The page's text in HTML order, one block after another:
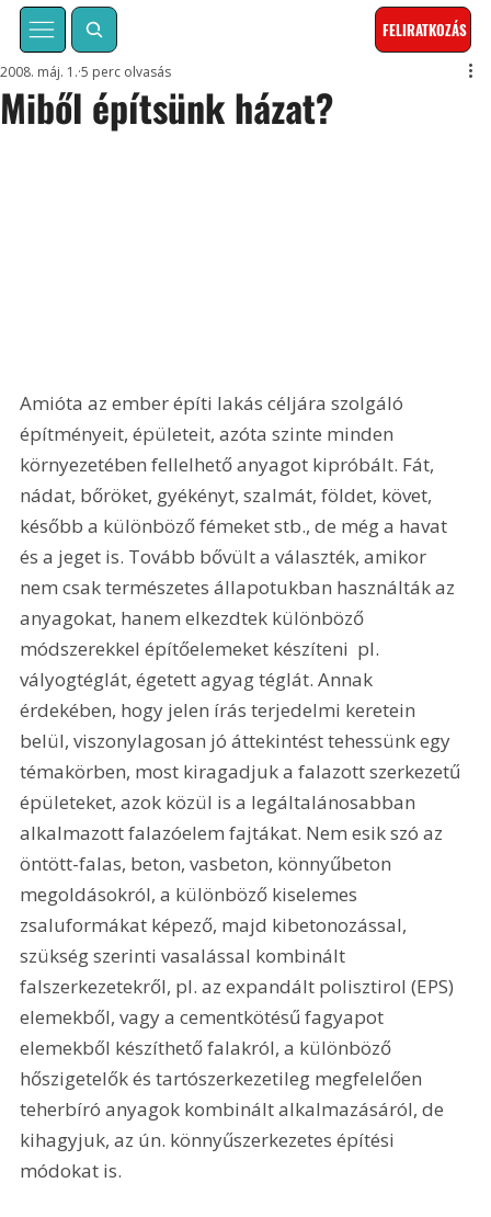
FELIRATKOZÁS
Miből építsünk házat?
2008. máj. 1. 5 perc olvasás
Amióta az ember építi lakás céljára szolgáló
építményeit, épületeit, azóta szinte minden
környezetében fellelhető anyagot kipróbált. Fát,
nádat, bőröket, gyékényt, szalmát, földet, követ,
később a különböző fémeket stb., de még a havat
és a jeget is. Tovább bővült a választék, amikor
nem csak természetes állapotukban használták az
anyagokat, hanem elkezdtek különböző
módszerekkel építőelemeket készíteni  pl.
vályogtéglát, égetett agyag téglát. Annak
érdekében, hogy jelen írás terjedelmi keretein
belül, viszonylagosan jó áttekintést tehessünk egy
témakörben, most kiragadjuk a falazott szerkezetű
épületeket, azok közül is a legáltalánosabban
alkalmazott falazóelem fajtákat. Nem esik szó az
öntött-falas, beton, vasbeton, könnyűbeton
megoldásokról, a különböző kiselemes
zsaluformákat képező, majd kibetonozással,
szükség szerinti vasalással kombinált
falszerkezetekről, pl. az expandált polisztirol (EPS)
elemekből, vagy a cementkötésű fagyapot
elemekből készíthető falakról, a különböző
hőszigetelők és tartószerkezetileg megfelelően
teherbíró anyagok kombinált alkalmazásáról, de
kihagyjuk, az ún. könnyűszerkezetes építési
módokat is.